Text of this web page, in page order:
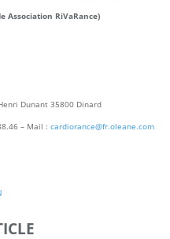
Association RiVaRance)
Dunant 35800 Dinard
– Mail : cardiorance@fr.oleane.com